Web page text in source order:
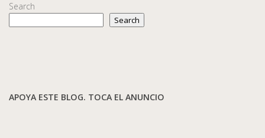
Search
Search
APOYA ESTE BLOG. TOCA EL ANUNCIO